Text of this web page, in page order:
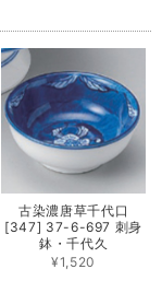
古染濃唐草千代口
[347] 37-6-697 刺身
鉢・千代久
¥1,520